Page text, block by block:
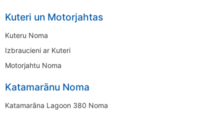
Kuteri un Motorjahtas
Kuteru Noma
Izbraucieni ar Kuteri
Motorjahtu Noma
Katamarānu Noma
Katamarāna Lagoon 380 Noma